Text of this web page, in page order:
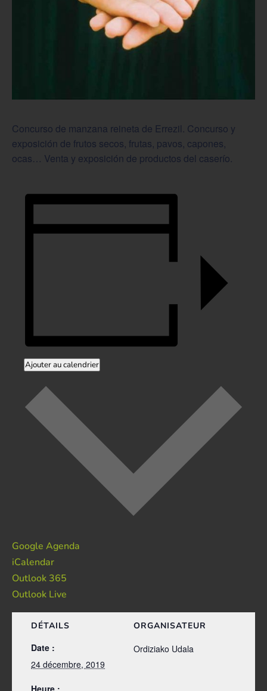
Concurso de manzana reineta de Errezil. Concurso y
exposición de frutos secos, frutas, pavos, capones,
ocas… Venta y exposición de productos del caserío.
Ajouter au calendrier
Google Agenda
iCalendar
Outlook 365
Outlook Live
DÉTAILS
Date :
24 décembre, 2019
Heure :
ORGANISATEUR
Ordiziako Udala